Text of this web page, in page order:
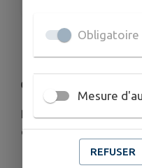
📍 Salle municipale de
📅 Tous les jeudis, de
👉 Inscriptions sur
Rencontrez Cécile,
de tai chi,
Obligatoire
Mesure
REFUSER